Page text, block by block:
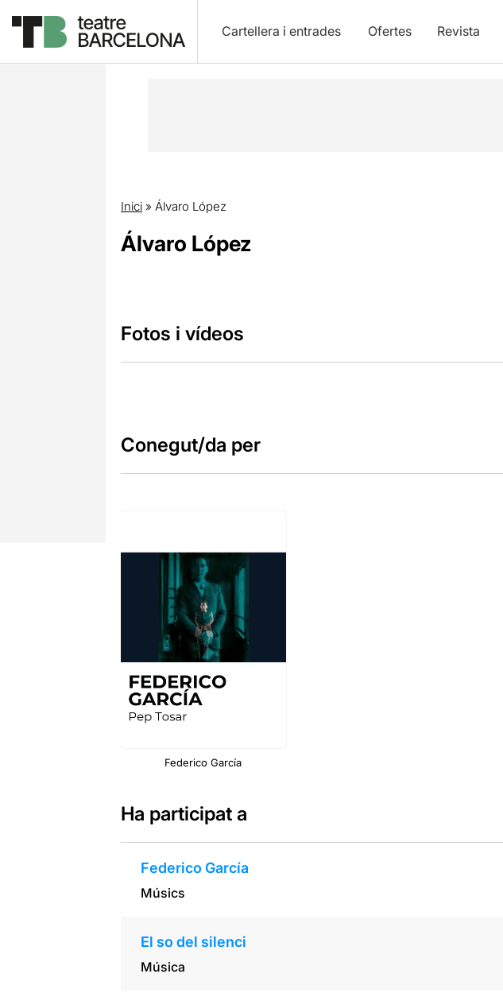
Cartellera i entrades Ofertes Revista
Inici» Álvaro López
Álvaro López
Fotos i vídeos
Conegut/da per
Federico García
Ha participat a
Federico García
Músics
El so del silenci
Música